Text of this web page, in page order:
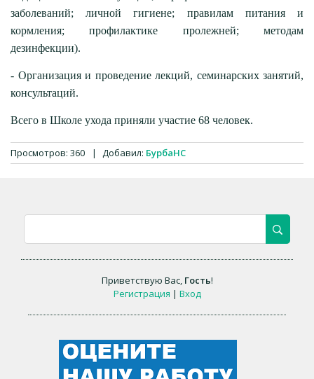
заболеваний; личной гигиене; правилам питания и
кормления; профилактике пролежней; методам
дезинфекции).
- Организация и проведение лекций, семинарских занятий,
консультаций.
Всего в Школе ухода приняли участие 68 человек.
Просмотров: 360 | Добавил: БурбаНС
Приветствую Вас, Гость!
Регистрация | Вход